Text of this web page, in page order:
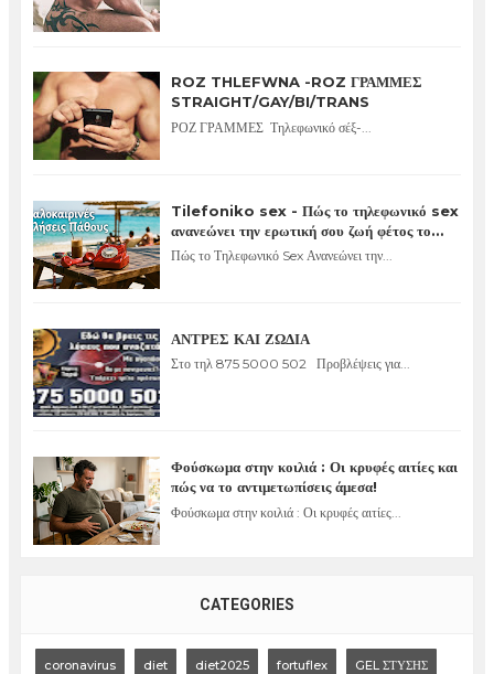
ROZ THLEFWNA -ROZ ΓΡΑΜΜΕΣ
STRAIGHT/GAY/BI/TRANS
ΡΟΖ ΓΡΑΜΜΕΣ Τηλεφωνικό σέξ-...
Tilefoniko sex - Πώς το τηλεφωνικό sex
ανανεώνει την ερωτική σου ζωή φέτος το
καλοκαίρι
Πώς το Τηλεφωνικό Sex Ανανεώνει την...
ΑΝΤΡΕΣ ΚΑΙ ΖΩΔΙΑ
Στο τηλ 875 5000 502 Προβλέψεις για...
Φούσκωμα στην κοιλιά : Οι κρυφές αιτίες και
πώς να το αντιμετωπίσεις άμεσα!
Φούσκωμα στην κοιλιά : Οι κρυφές αιτίες...
CATEGORIES
coronavirus diet diet2025 fortuflex GEL ΣΤΥΣΗΣ